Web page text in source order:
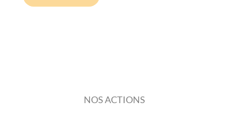
NOS ACTIONS